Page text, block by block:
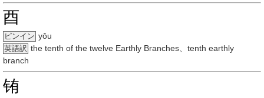
酉
ピンイン yǒu
英語訳 the tenth of the twelve Earthly Branches、tenth earthly
branch
铕